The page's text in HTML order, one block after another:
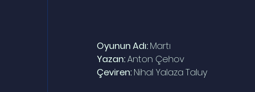
Oyunun Adı: Martı
Yazan: Anton Çehov
Çeviren: Nihal Yalaza Taluy